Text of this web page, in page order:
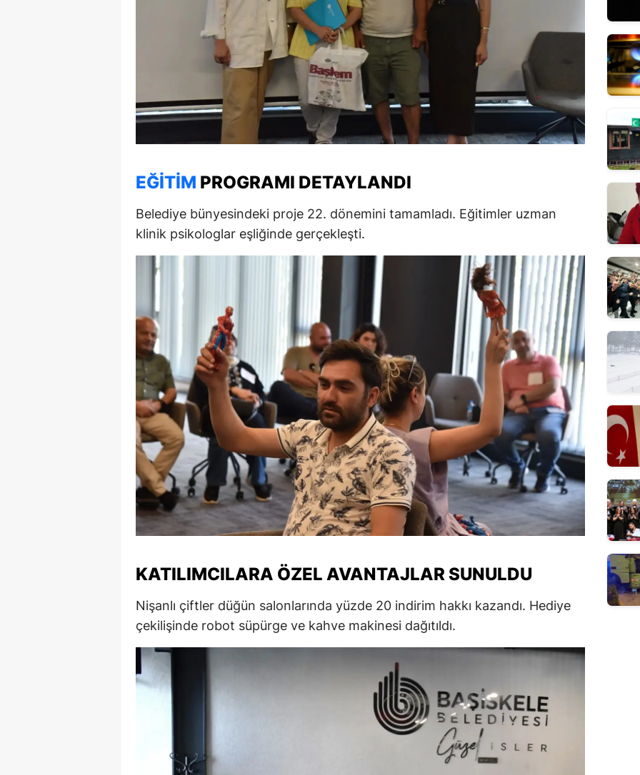
EĞITIM PROGRAMI DETAYLANDI
Belediye bünyesindeki proje 22. dönemini tamamladı. Eğitimler uzman
klinik psikologlar eşliğinde gerçekleşti.
KATILIMCILARA ÖZEL AVANTAJLAR SUNULDU
Nişanlı çiftler düğün salonlarında yüzde 20 indirim hakkı kazandı. Hediye
çekilişinde robot süpürge ve kahve makinesi dağıtıldı.